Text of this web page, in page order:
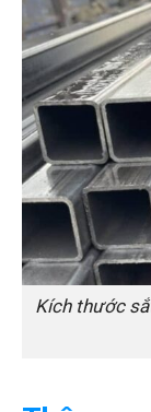
Kích thước